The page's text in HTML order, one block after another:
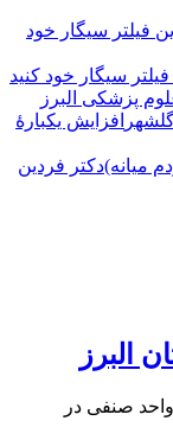
سیگار خود کنید
پزشکی البرز
افزایش یکبارۀ
دكتر فردين
محمد نصیری گفت: در ۴۵ بازدید انجام شده ۵ واحد صنفی در